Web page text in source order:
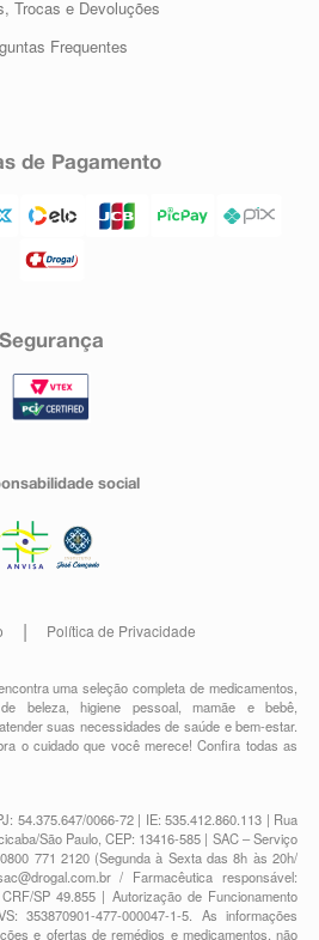
Trocas e Devoluções
Frequentes
de Pagamento
Segurança
social
Política de Privacidade
uma seleção completa demedicamentos
beleza,higiene pessoal,mamãe e bebê
suas necessidades de saúde e bem-estar.
o cuidado que você merece!Confira todas as
54.375.647/0066-72 | IE: 535.412.860.113 | Rua
São Paulo, CEP: 13416-585 | SAC – Serviço
771 2120 (Segunda à Sexta das 8h às 20h/
/ Farmacêutica responsável:
SP 49.855 | Autorização de Funcionamento
353870901-477-000047-1-5. As informações
e ofertas de remédios e medicamentos, não